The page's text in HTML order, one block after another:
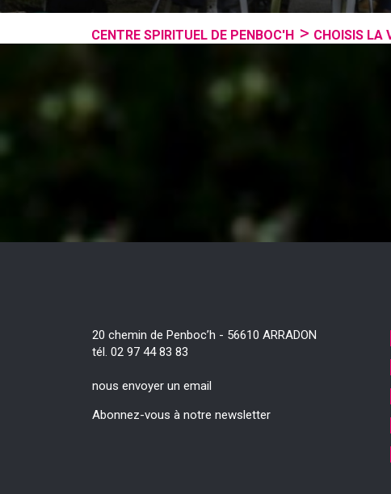
CENTRE SPIRITUEL DE PENBOC'H CHOISIS LA
20 chemin de Penboc’h - 56610 ARRADON
tél. 02 97 44 83 83
nous envoyer un email
Abonnez-vous à notre newsletter